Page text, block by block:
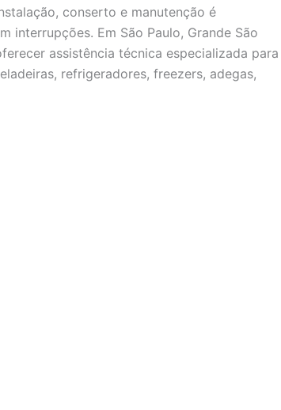
conserto e manutenção é
interrupções. Em São Paulo, Grande São
assistência técnica especializada para
refrigeradores, freezers, adegas,